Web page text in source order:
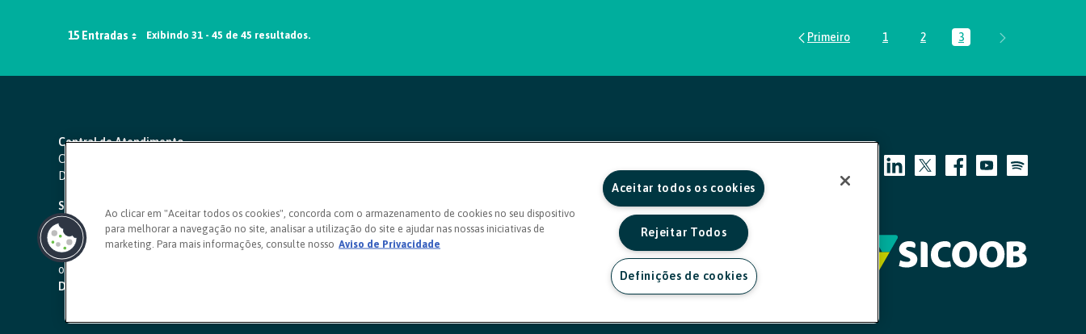
15 Entradas Exibindo 31 - 45 de 45 resultados.
Página
1 Página
2 Página
3
Central de Atendimento
Capitais e regiões metropolitanas:
Demais localidades:
SAC 24 horas
Ouvidoria
0800 725 0996
(de segunda a sexta, das 8h às 20h)
ouvidoriasicoob.com.br
Deficientes auditivos ou de fala
Ao clicar em "Aceitar todos os cookies", concorda com o armazenamento de cookies no seu dispositivo
para melhorar a navegação no site, analisar a utilização do site e ajudar nas nossas iniciativas de
marketing. Para mais informações, consulte nosso Aviso de Privacidade
Aceitar todos os cookies
Rejeitar Todos
Definições de cookies